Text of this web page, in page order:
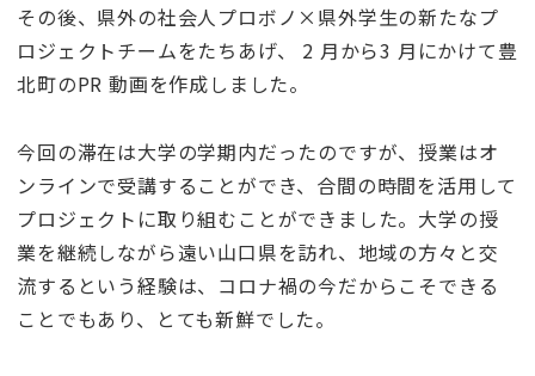
その後、県外の社会⼈プロボノ×県外学⽣の新たなプ
ロジェクトチームをたちあげ、 2 ⽉から3 ⽉にかけて豊
北町のPR 動画を作成しました。
今回の滞在は⼤学の学期内だったのですが、授業はオ
ンラインで受講することができ、合間の時間を活⽤して
プロジェクトに取り組むことができました。⼤学の授
業を継続しながら遠い⼭⼝県を訪れ、地域の⽅々と交
流するという経験は、コロナ禍の今だからこそできる
ことでもあり、とても新鮮でした。